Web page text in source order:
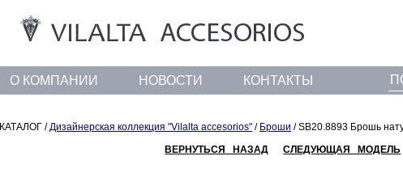
О КОМПАНИИ НОВОСТИ КОНТАКТЫ
КАТАЛОГ /Дизайнерская коллекция "Vilalta accesorios" / Броши / SB20.8893 Брошь
ВЕРНУТЬСЯ НАЗАД
СЛЕДУЮЩАЯ МОДЕЛЬ